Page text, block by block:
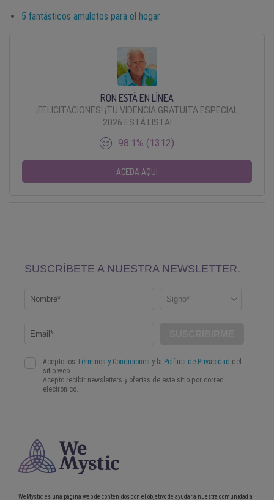
5 fantásticos amuletos para el hogar
RON ESTÁ EN LÍNEA
¡FELICITACIONES! ¡TU VIDENCIA GRATUITA ESPECIAL
2026 ESTÁ LISTA!
98.1% (1312)
ACEDA AQUI
WeMystic es una página web de contenidos con el objetivo de ayudar a nuestra comunidad a